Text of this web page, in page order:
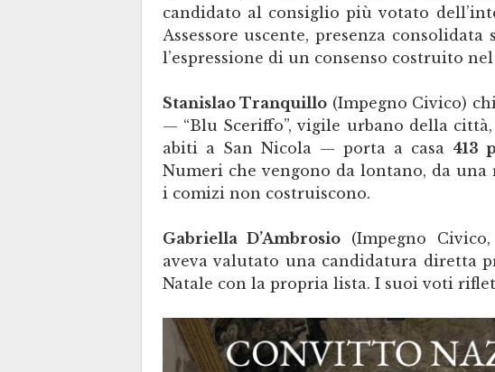
candidato al consiglio più votato
Assessore uscente, presenza
l’espressione di un consenso costruito
Stanislao Tranquillo (Impegno Civico)
— “Blu Sceriffo”, vigile urbano della
abiti a San Nicola — porta a casa 413
Numeri che vengono da lontano, da
i comizi non costruiscono.
Gabriella D’Ambrosio (Impegno Civico,
aveva valutato una candidatura diretta
Natale con la propria lista. I suoi voti